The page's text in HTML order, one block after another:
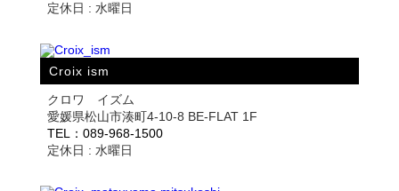
定休日 : 水曜日
Croix ism
クロワ イズム
愛媛県松山市湊町4-10-8 BE-FLAT 1F
TEL：089-968-1500
定休日 : 水曜日